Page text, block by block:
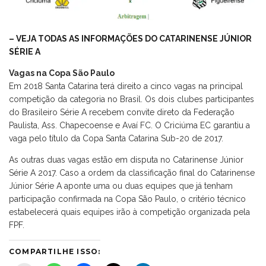
– VEJA TODAS AS INFORMAÇÕES DO CATARINENSE JÚNIOR
SÉRIE A
Vagas na Copa São Paulo
Em 2018 Santa Catarina terá direito a cinco vagas na principal
competição da categoria no Brasil. Os dois clubes participantes
do Brasileiro Série A recebem convite direto da Federação
Paulista, Ass. Chapecoense e Avaí FC. O Criciúma EC garantiu a
vaga pelo título da Copa Santa Catarina Sub-20 de 2017.
As outras duas vagas estão em disputa no Catarinense Júnior
Série A 2017. Caso a ordem da classificação final do Catarinense
Júnior Série A aponte uma ou duas equipes que já tenham
participação confirmada na Copa São Paulo, o critério técnico
estabelecerá quais equipes irão à competição organizada pela
FPF.
COMPARTILHE ISSO: